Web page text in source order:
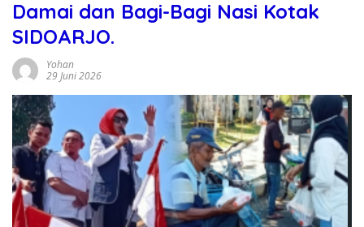
Damai dan Bagi-Bagi Nasi Kotak
SIDOARJO.
Yohan
29 Juni 2026